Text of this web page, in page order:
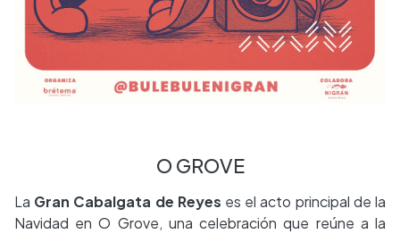
O GROVE
La Gran Cabalgata de Reyes es el acto principal de la
Navidad en O Grove, una celebración que reúne a la